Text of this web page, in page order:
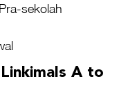
sekolah
Linkimals A to